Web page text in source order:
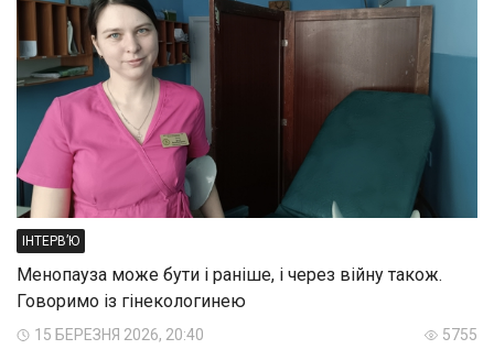
ІНТЕРВ’Ю
Менопауза може бути і раніше, і через війну також.
Говоримо із гінекологинею
15 БЕРЕЗНЯ 2026, 20:40 5755